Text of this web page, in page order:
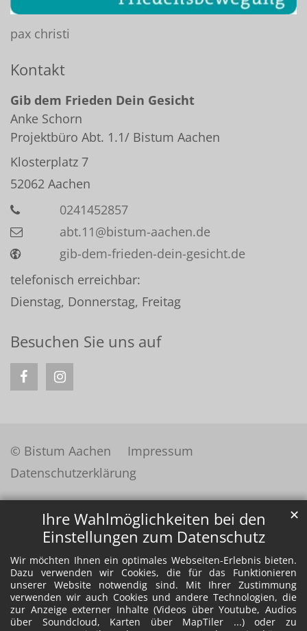
Ihre Wahlmöglichkeiten bei den
Einstellungen zum Datenschutz
Wir möchten Ihnen ein optimales Webseiten-Erlebnis bieten.
Dazu verwenden wir Cookies, die für das Funktionieren
unserer Website notwendig sind. Mit Ihrer Zustimmung
verwenden wir auch Cookies und andere Technologien, die
zur Anzeige externer Inhalte (Videos über Youtube, Audios
über Soundcloud, Karten über MapTiler ...) oder zu
✕
pax christi
Kontakt
Gib dem Frieden Dein Gesicht
Anke Schorn
Projektbüro Abt. 1.1/ Bistum Aachen
Klosterplatz 7
52062 Aachen
0241452857
abt.11@bistum-aachen.de
gib-dem-frieden-dein-gesicht.de
telefonisch erreichbar:
Dienstag, Donnerstag, Freitag
Besuchen Sie uns auf
© Bistum Aachen
Impressum
Datenschutzerklärung